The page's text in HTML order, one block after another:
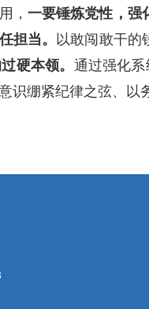
，一要锤炼党性，强
担当。 以敢闯敢干的
硬本领。 通过强化系
识绷紧纪律之弦、以